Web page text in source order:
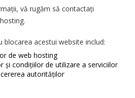
vă rugăm să contactați
blocarea acestui website includ:
de web hosting
și condițiilor de utilizare a serviciilor
autorităților